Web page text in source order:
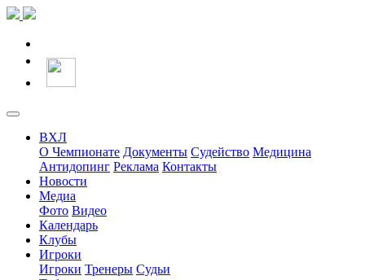
ВХЛ
О Чемпионате Документы Судейство Медицина
Антидопинг Реклама Контакты
Новости
Медиа
Фото Видео
Календарь
Клубы
Игроки
Игроки Тренеры Судьи